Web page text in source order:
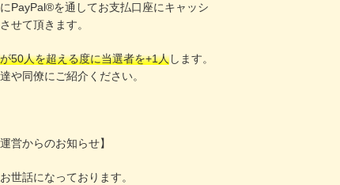
PayPal®️を通してお支払口座にキャッシ
せて頂きます。
50人を超える度に当選者を+1人します。
や同僚にご紹介ください。
運営からのお知らせ】
世話になっております。